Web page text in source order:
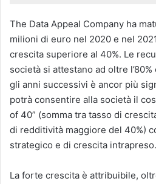
The Data Appeal Company ha
milioni di euro nel 2020 e nel
crescita superiore al 40%. Le
società si attestano ad oltre
gli anni successivi è ancor più
potrà consentire alla società il
of 40” (somma tra tasso di
di redditività maggiore del 40%)
strategico e di crescita intrapreso.
La forte crescita è attribuibile,